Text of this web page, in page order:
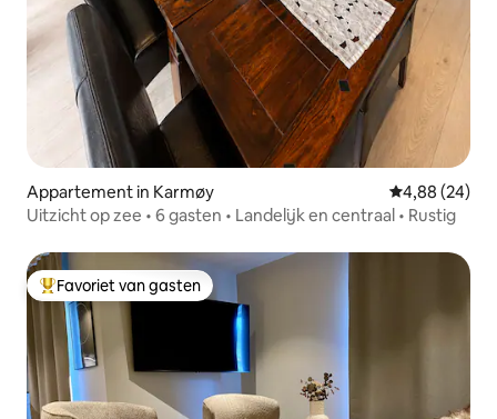
Appartement in Karmøy Gemiddelde
4,88 (24)
Uitzicht op zee • 6 gasten • Landelijk en centraal • Rustig
Topfavoriet van gasten
Favoriet van gasten